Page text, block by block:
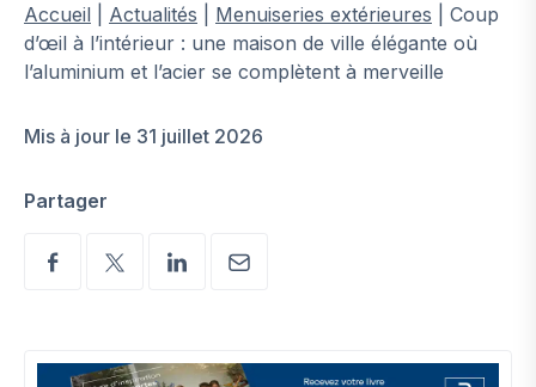
Accueil Actualités Menuiseries extérieures
Coup
d’œil à l’intérieur : une maison de ville élégante où
l’aluminium et l’acier se complètent à merveille
Mis à jour le 31 juillet 2026
Partager